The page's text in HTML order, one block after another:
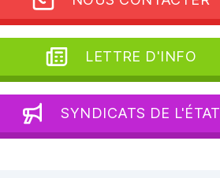
LETTRE D'INFO
SYNDICATS DE L'ÉTAT